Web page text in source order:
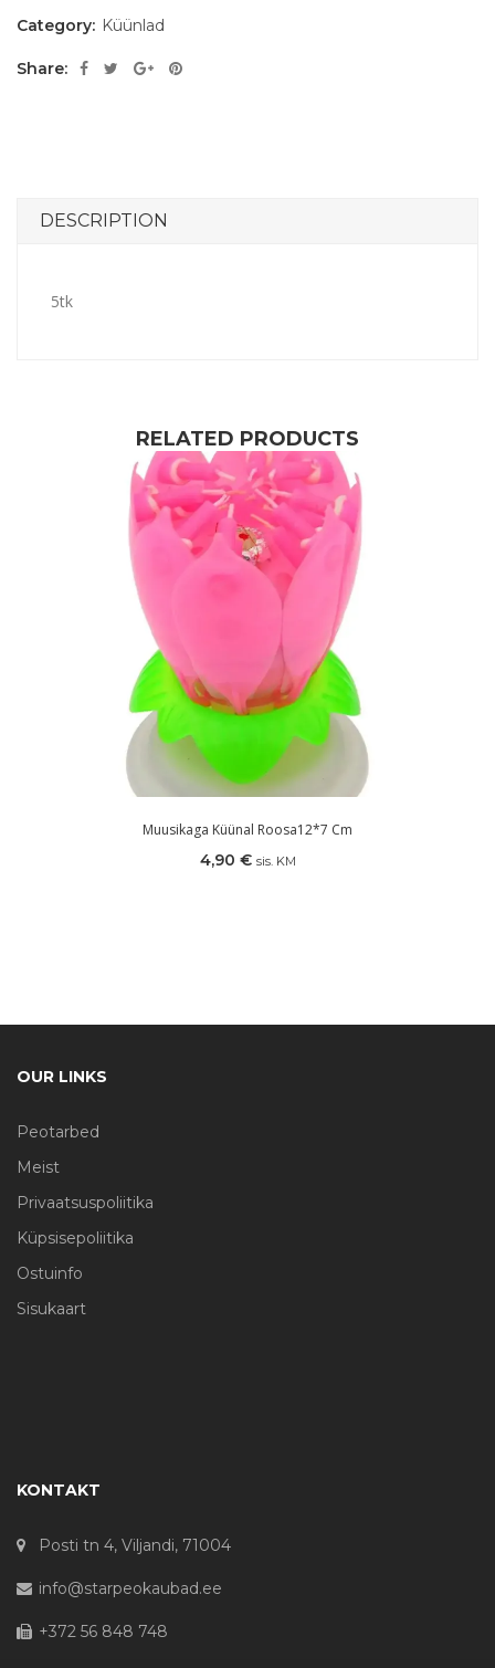
Category: Küünlad
Share:
DESCRIPTION
5tk
RELATED PRODUCTS
Muusikaga Küünal Roosa12*7 Cm
4,90 € sis. KM
OUR LINKS
Peotarbed
Meist
Privaatsuspoliitika
Küpsisepoliitika
Ostuinfo
Sisukaart
KONTAKT
Posti tn 4, Viljandi, 71004
info@starpeokaubad.ee
+372 56 848 748